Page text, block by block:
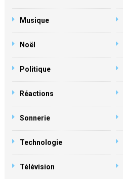
Musique
Noël
Politique
Réactions
Sonnerie
Technologie
Télévision